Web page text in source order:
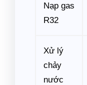
Nạp gas
R32
Xử lý
chảy
nước